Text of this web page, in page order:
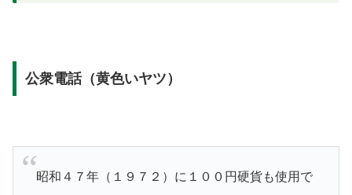
公衆電話（黄色いヤツ）
昭和４７年（１９７２） に１００円硬貨も使用で